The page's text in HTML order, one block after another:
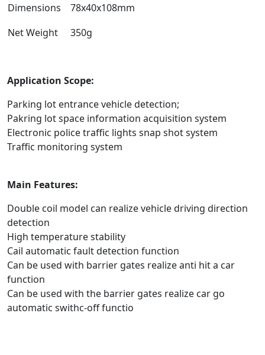
Dimensions
78x40x108mm
Net Weight
350g
Application Scope:
Parking lot entrance vehicle detection;
Pakring lot space information acquisition system
Electronic police traffic lights snap shot system
Traffic monitoring system
Main Features:
Double coil model can realize vehicle driving direction
detection
High temperature stability
Cail automatic fault detection function
Can be used with barrier gates realize anti hit a car
function
Can be used with the barrier gates realize car go
automatic swithc-off functio